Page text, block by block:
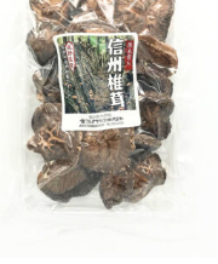
信州しいたけ 70g